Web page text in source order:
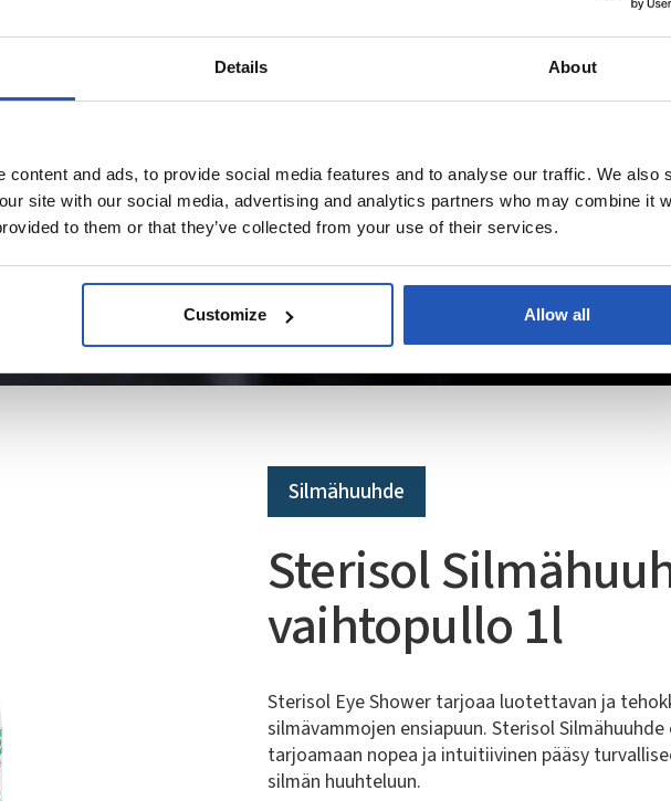
Details About
content and ads, to provide social media features and to analyse our traffic. We also
site with our social media, advertising and analytics partners who may combine it
to them or that they’ve collected from your use of their services.
Customize Allow all
Silmähuuhde
Sterisol
vaihtopullo 1l
Sterisol Eye Shower tarjoaa luotettavan ja
silmävammojen ensiapuun. Sterisol
tarjoamaan nopea ja intuitiivinen pääsy
silmän huuhteluun.